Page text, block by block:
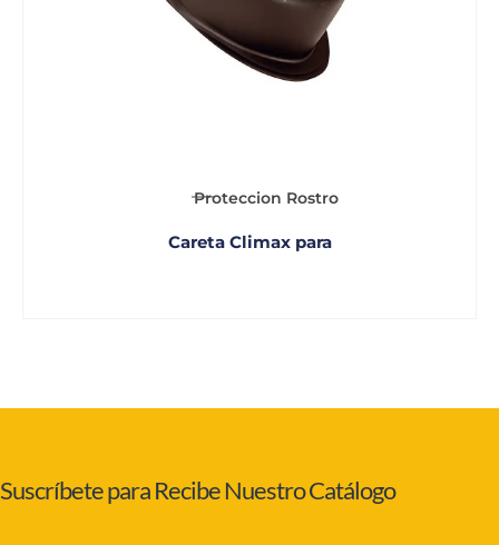
Proteccion Rostro
Careta Climax para
Suscríbete para Recibe Nuestro Catálogo